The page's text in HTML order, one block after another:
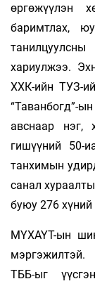
өргөжүүлэн
баримтлах,
хариулжээ.
ХХК-ийн ТУЗ-
авснаар нэг,
гишүүний 50-
танхимын
санал
буюу 276
МҮХАҮТ-ын
мэргэжилтэй.
ТББ-ыг